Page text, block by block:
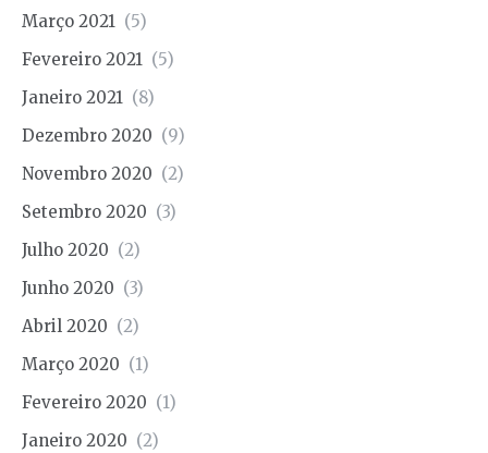
Março 2021 (5)
Fevereiro 2021 (5)
Janeiro 2021 (8)
Dezembro 2020 (9)
Novembro 2020 (2)
Setembro 2020 (3)
Julho 2020 (2)
Junho 2020 (3)
Abril 2020 (2)
Março 2020 (1)
Fevereiro 2020 (1)
Janeiro 2020 (2)